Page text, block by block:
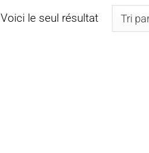
Voici le seul résultat